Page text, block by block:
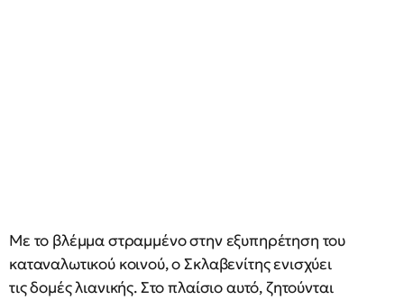
Με το βλέμμα στραμμένο στην εξυπηρέτηση του
καταναλωτικού κοινού, ο Σκλαβενίτης ενισχύει
τις δομές λιανικής. Στο πλαίσιο αυτό, ζητούνται